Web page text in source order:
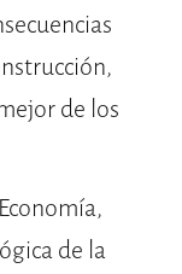
de los
de la